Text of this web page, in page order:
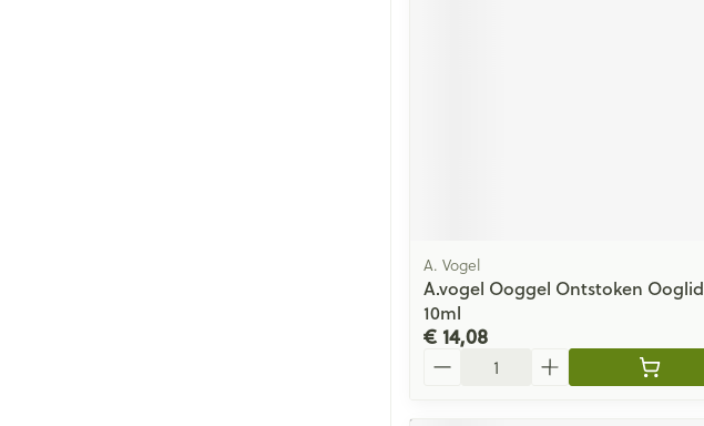
A. Vogel
A.vogel Ooggel Ontstoken Ooglid
10ml
€ 14,08